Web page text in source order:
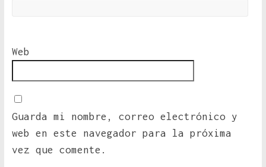
Web
Guarda mi nombre, correo electrónico y
web en este navegador para la próxima
vez que comente.